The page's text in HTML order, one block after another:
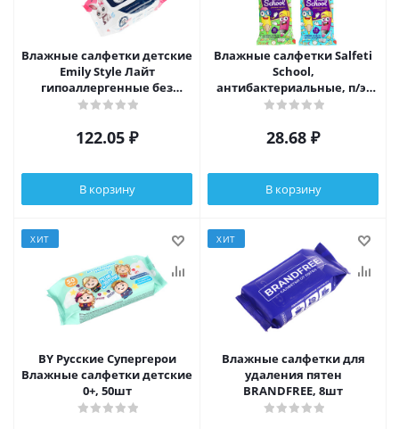
Влажные салфетки детские
Emily Style Лайт
гипоаллергенные без
отдушки с крышкой 0+,
122.05 ₽
В корзину
Влажные салфетки Salfeti
School,
антибактериальные, п/э,
15шт
28.68 ₽
В корзину
ХИТ
BY Русские Супергерои
Влажные салфетки детские
0+, 50шт
ХИТ
Влажные салфетки для
удаления пятен
BRANDFREE, 8шт